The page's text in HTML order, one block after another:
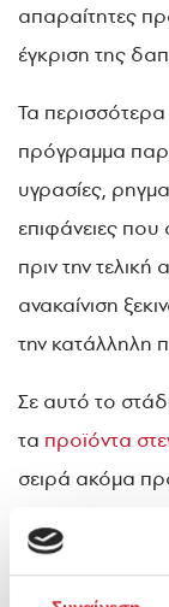
απαραίτητες
έγκριση της
Τα
πρόγραμμα
υγρασίες,
επιφάνειες που
πριν την
ανακαίνιση
την κατάλληλη
Σε αυτό το
τα προϊόντα
σειρά ακόμα
υπόβαθρο,
υγρασία και